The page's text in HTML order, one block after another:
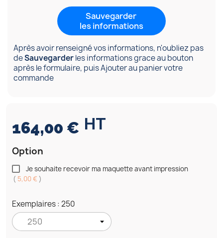
Sauvegarder
les informations
Après avoir renseigné vos informations, n'oubliez pas
deSauvegarderles informations grace au bouton
après le formulaire, puis Ajouter au panier votre
commande
164,00 € HT
Option
Je souhaite recevoir ma maquette avant impression
( 5,00 € )
Exemplaires : 250